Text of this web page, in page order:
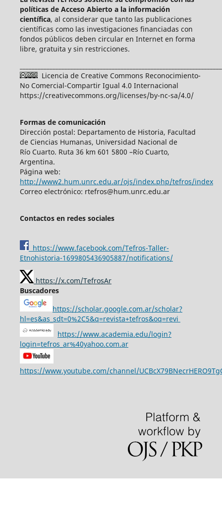
políticas de Acceso Abierto a la información
científica, al considerar que tanto las publicaciones
científicas como las investigaciones financiadas con
fondos públicos deben circular en Internet en forma
libre, gratuita y sin restricciones.
Licencia de Creative Commons Reconocimiento-
No Comercial-Compartir Igual 4.0 Internacional
https://creativecommons.org/licenses/by-nc-sa/4.0/
Formas de comunicación
Dirección postal: Departamento de Historia, Facultad
de Ciencias Humanas, Universidad Nacional de
Río Cuarto. Ruta 36 km 601 5800 –Río Cuarto,
Argentina.
Página web:
http://www2.hum.unrc.edu.ar/ojs/index.php/tefros/index
Correo electrónico: rtefros@hum.unrc.edu.ar
Contactos en redes sociales
https://www.facebook.com/Tefros-Taller-
Etnohistoria-1699805436905887/notifications/
https://x.com/TefrosAr
Buscadores
https://scholar.google.com.ar/scholar?
hl=es&as_sdt=0%2C5&q=revista+tefros&oq=revi
https://www.academia.edu/login?
login=tefros_ar%40yahoo.com.ar
https://www.youtube.com/channel/